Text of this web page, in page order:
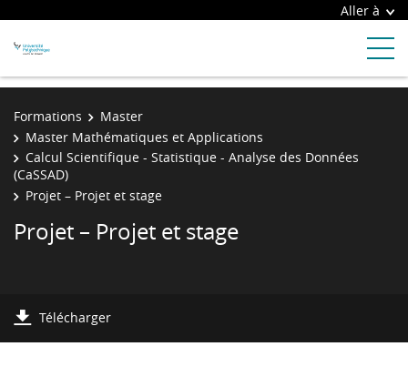
Aller à
Formations
Master
Master Mathématiques et Applications
Calcul Scientifique - Statistique - Analyse des Données
(CaSSAD)
Projet – Projet et stage
Projet – Projet et stage
Télécharger